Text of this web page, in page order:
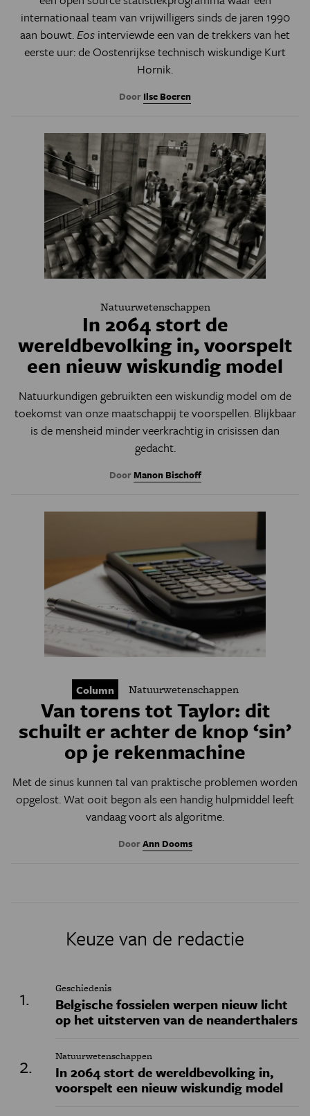
internationaal team van vrijwilligers sinds de jaren 1990
aan bouwt.Eos interviewde een van de trekkers van het
eerste uur: de Oostenrijkse technisch wiskundige Kurt
Hornik.
Door Ilse Boeren
Natuurwetenschappen
In 2064 stort de
wereldbevolking in, voorspelt
een nieuw wiskundig model
Natuurkundigen gebruikten een wiskundig model om de
toekomst van onze maatschappij te voorspellen. Blijkbaar
is de mensheid minder veerkrachtig in crisissen dan
gedacht.
DoorManon Bischoff
Column Natuurwetenschappen
Van torens tot Taylor: dit
schuilt er achter de knop ‘sin’
op je rekenmachine
Met de sinus kunnen tal van praktische problemen worden
opgelost. Wat ooit begon als een handig hulpmiddel leeft
vandaag voort als algoritme.
DoorAnn Dooms
Keuze van de redactie
Geschiedenis
Belgische fossielen werpen nieuw licht
op het uitsterven van de neanderthalers
Natuurwetenschappen
In 2064 stort de wereldbevolking in,
voorspelt een nieuw wiskundig model